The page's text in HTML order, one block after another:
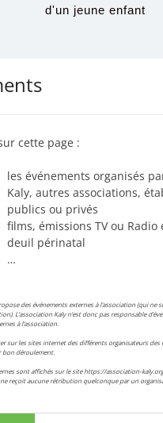
d'un jeune enfant
cette page :
les événements organisés
Kaly, autres associations,
publics ou privés
films, émissions TV ou Radio
deuil périnatal
…
des événements externes à l’association (qui ne
L’association Kaly n’est donc pas responsable
à l’association.
sur les sites internet des différents organisateurs des
bon déroulement.
sont affichés sur le site https://association-
ne reçoit aucune rétribution quelconque par un